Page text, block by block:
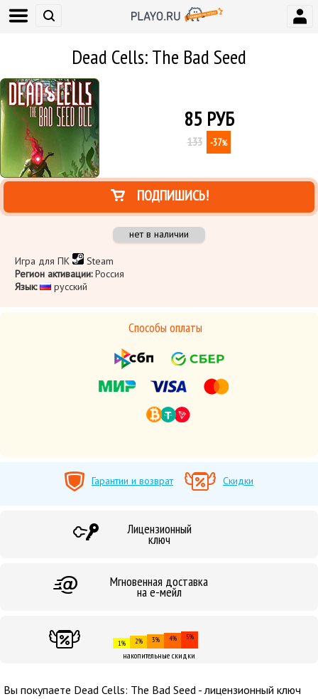
Dead Cells: The Bad Seed
85РУБ
133 -37%
ПОДПИШИСЬ!
нет в наличии
Игра для ПК
Steam
Регион активации:Россия
Язык:
русский
Способы оплаты
Гарантии и возврат Скидки
Лицензионный
ключ
Мгновенная доставка
на е-мейл
1% 2% 3% 4% 5%
накопительные скидки
Вы покупаете Dead Cells: The Bad Seed - лицензионный ключ